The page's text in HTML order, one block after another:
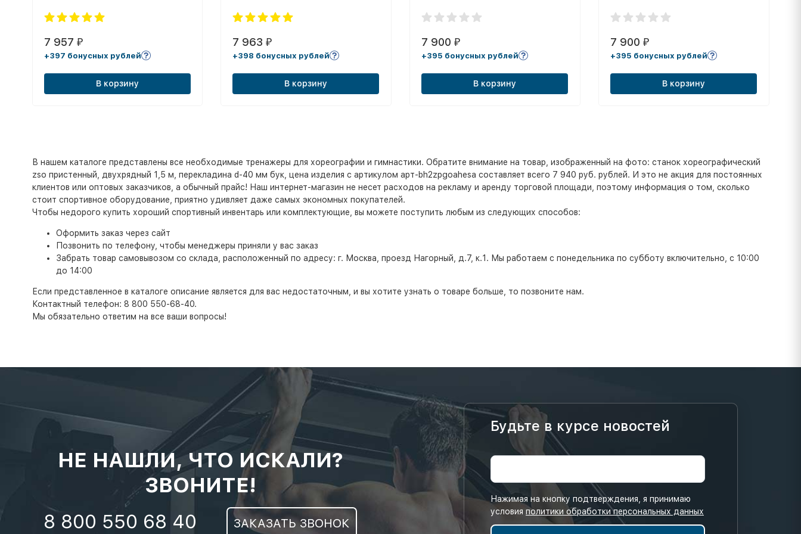
7 957 ₽
+397 бонусных рублей
В корзину
7 963₽
+398 бонусных рублей
В корзину
7 900 ₽
+395 бонусных рублей
В корзину
7 900 ₽
+395 бонусных рублей
В корзину
В нашем каталоге представлены все необходимые тренажеры для хореографии и гимнастики. Обратите внимание на товар, изображенный на фото: станок хореографический
zso пристенный, двухрядный 1,5 м, перекладина d-40 мм бук, цена изделия с артикулом арт-bh2zpgoahesa составляет всего 7 940 руб. рублей. И это не акция для постоянных
клиентов или оптовых заказчиков, а обычный прайс! Наш интернет-магазин не несет расходов на рекламу и аренду торговой площади, поэтому информация о том, сколько
стоит спортивное оборудование, приятно удивляет даже самых экономных покупателей.
Чтобы недорого купить хороший спортивный инвентарь или комплектующие, вы можете поступить любым из следующих способов:
Оформить заказ через сайт
Позвонить по телефону, чтобы менеджеры приняли у вас заказ
Забрать товар самовывозом со склада, расположенный по адресу: г. Москва, проезд Нагорный, д.7, к.1. Мы работаем с понедельника по субботу включительно, с 10:00
до 14:00
Если представленное в каталоге описание является для вас недостаточным, и вы хотите узнать о товаре больше, то позвоните нам.
Контактный телефон: 8 800 550-68-40.
Мы обязательно ответим на все ваши вопросы!
НЕ НАШЛИ, ЧТО ИСКАЛИ?
ЗВОНИТЕ!
8 800 550 68 40 ЗАКАЗАТЬ ЗВОНОК
Будьте в курсе новостей
Нажимая на кнопку подтверждения, я принимаю
условия политики обработки персональных данных